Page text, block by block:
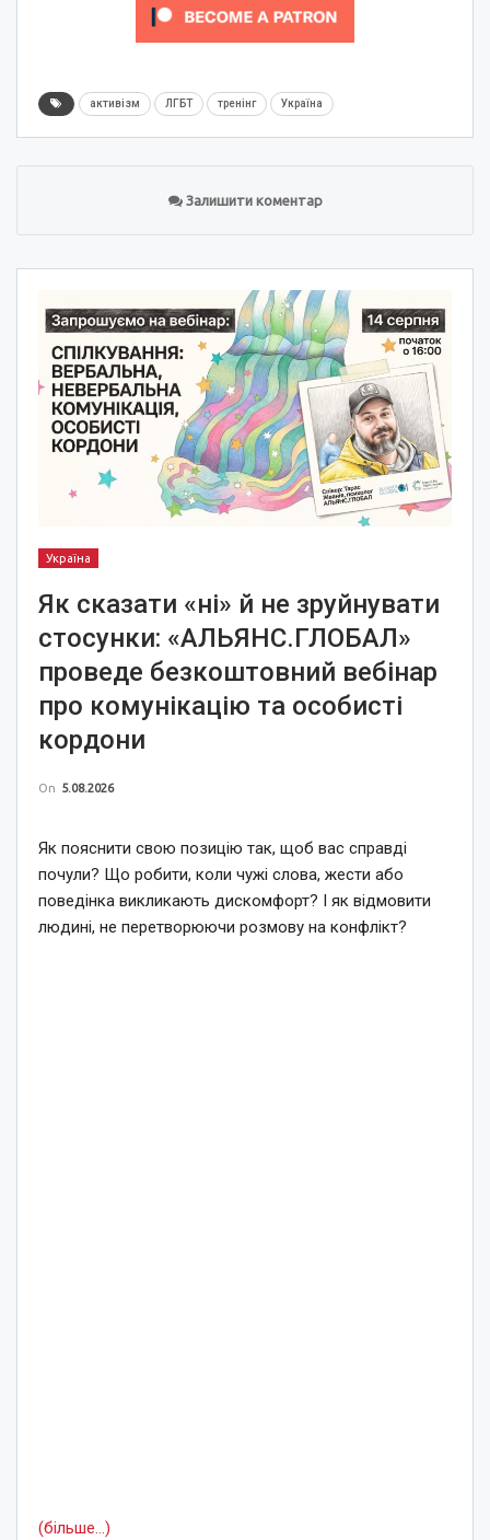
активізм ЛГБТ тренінг Україна
Залишити коментар
Україна
Як сказати «ні» й не зруйнувати
стосунки: «АЛЬЯНС.ГЛОБАЛ»
проведе безкоштовний вебінар
про комунікацію та особисті
кордони
On 5.08.2026
Як пояснити свою позицію так, щоб вас справді
почули? Що робити, коли чужі слова, жести або
поведінка викликають дискомфорт? І як відмовити
людині, не перетворюючи розмову на конфлікт?
(більше…)